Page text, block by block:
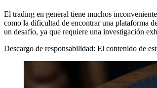
El trading en general tiene muchos
como la dificultad de encontrar una plataforma
un desafío, ya que requiere una investigación
Descargo de responsabilidad: El contenido de